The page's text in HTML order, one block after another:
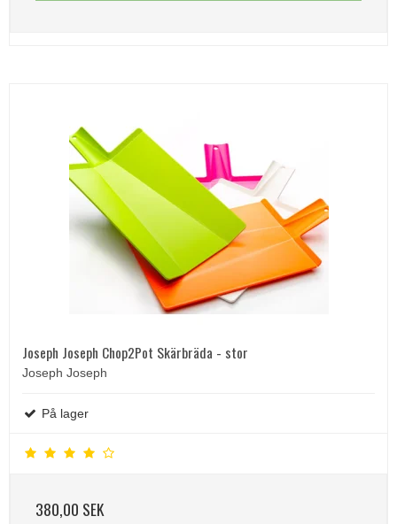
Joseph Joseph Chop2Pot Skärbräda - stor
Joseph Joseph
På lager
380,00 SEK